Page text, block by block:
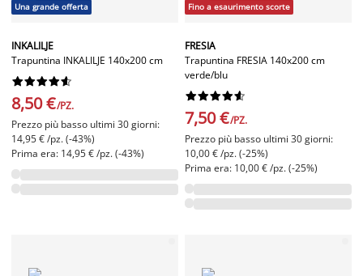
Una grande offerta
INKALILJE
Trapuntina INKALILJE 140x200 cm






8,50 €/PZ.
Prezzo più basso ultimi 30 giorni:
14,95 € /pz. (-43%)
Prima era: 14,95 € /pz. (-43%)
Fino a esaurimento scorte
FRESIA
Trapuntina FRESIA 140x200 cm
verde/blu






7,50 €/PZ.
Prezzo più basso ultimi 30 giorni:
10,00 € /pz. (-25%)
Prima era: 10,00 € /pz. (-25%)